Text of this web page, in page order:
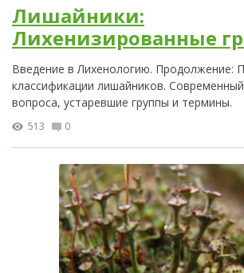
Лишайники:
Лихенизированные
Введение в Лихенологию. Продолжение:
классификации лишайников.
вопроса, устаревшие группы и термины.
513 0